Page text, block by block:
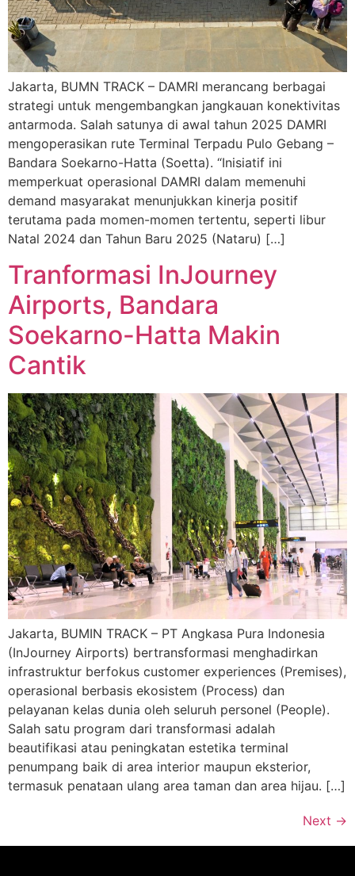
Jakarta, BUMN TRACK – DAMRI merancang berbagai
strategi untuk mengembangkan jangkauan konektivitas
antarmoda. Salah satunya di awal tahun 2025 DAMRI
mengoperasikan rute Terminal Terpadu Pulo Gebang –
Bandara Soekarno-Hatta (Soetta). “Inisiatif ini
memperkuat operasional DAMRI dalam memenuhi
demand masyarakat menunjukkan kinerja positif
terutama pada momen-momen tertentu, seperti libur
Natal 2024 dan Tahun Baru 2025 (Nataru) […]
Tranformasi InJourney
Airports, Bandara
Soekarno-Hatta Makin
Cantik
Jakarta, BUMIN TRACK – PT Angkasa Pura Indonesia
(InJourney Airports) bertransformasi menghadirkan
infrastruktur berfokus customer experiences (Premises),
operasional berbasis ekosistem (Process) dan
pelayanan kelas dunia oleh seluruh personel (People).
Salah satu program dari transformasi adalah
beautifikasi atau peningkatan estetika terminal
penumpang baik di area interior maupun eksterior,
termasuk penataan ulang area taman dan area hijau. […]
Next →